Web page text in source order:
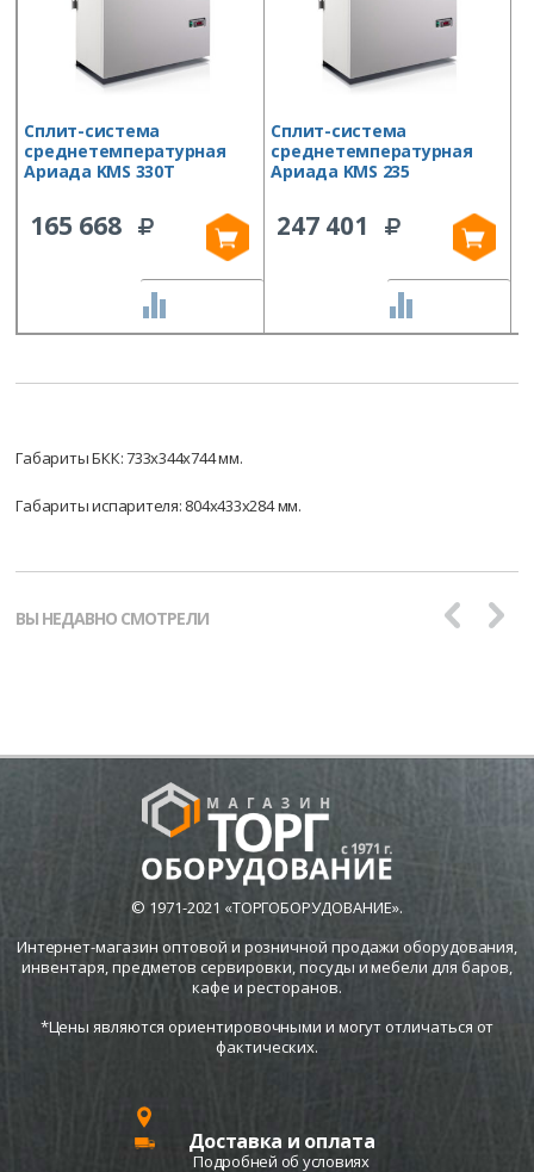
Сплит-система
среднетемпературная
Ариада KMS 330T
165 668
Сплит-система
среднетемпературная
Ариада KMS 235
247 401
Габариты БКК: 733х344х744 мм.
Габариты испарителя: 804х433х284 мм.
ВЫ НЕДАВНО СМОТРЕЛИ
© 1971-2021 «ТОРГОБОРУДОВАНИЕ».
Интернет-магазин оптовой и розничной продажи оборудования,
инвентаря, предметов сервировки, посуды и мебели для баров,
кафе и ресторанов.
*Цены являются ориентировочными и могут отличаться от
фактических.
Доставка и оплата
Подробней об условиях